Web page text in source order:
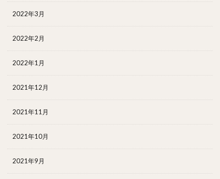
2022年3月
2022年2月
2022年1月
2021年12月
2021年11月
2021年10月
2021年9月